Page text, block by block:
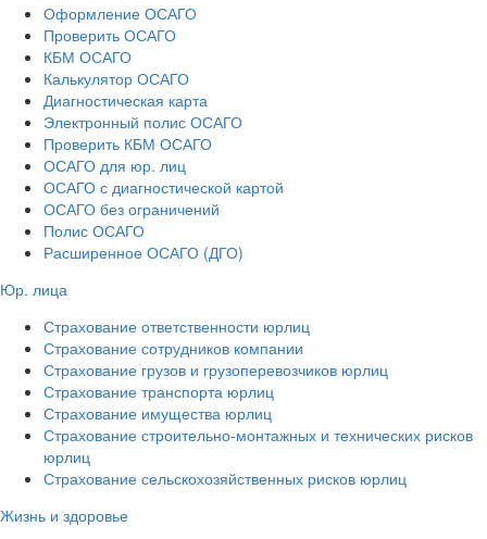
Оформление ОСАГО
Проверить ОСАГО
КБМ ОСАГО
Калькулятор ОСАГО
Диагностическая карта
Электронный полис ОСАГО
Проверить КБМ ОСАГО
ОСАГО для юр. лиц
ОСАГО с диагностической картой
ОСАГО без ограничений
Полис ОСАГО
Расширенное ОСАГО (ДГО)
Юр. лица
Страхование ответственности юрлиц
Страхование сотрудников компании
Страхование грузов и грузоперевозчиков юрлиц
Страхование транспорта юрлиц
Страхование имущества юрлиц
Страхование строительно-монтажных и технических рисков
юрлиц
Страхование сельскохозяйственных рисков юрлиц
Жизнь и здоровье